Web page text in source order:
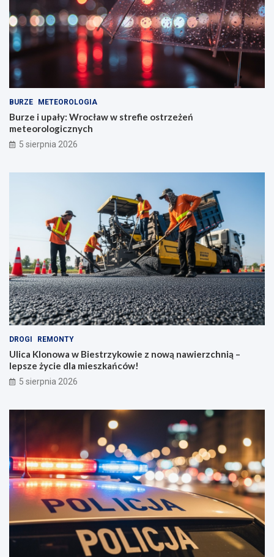
BURZE METEOROLOGIA
Burze i upały: Wrocław w strefie ostrzeżeń
meteorologicznych
5 sierpnia 2026
DROGI REMONTY
Ulica Klonowa w Biestrzykowie z nową nawierzchnią –
lepsze życie dla mieszkańców!
5 sierpnia 2026